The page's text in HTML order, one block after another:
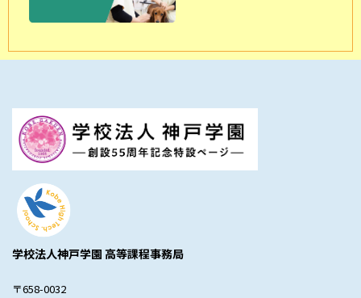
学校法人神戸学園 高等課程事務局
〒658-0032